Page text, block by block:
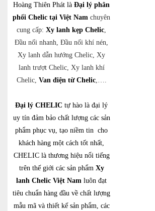
Hoàng Thiên Phát là Đại lý phân
phối Chelic tại Việt Nam chuyên
cung cấp: Xy lanh kẹp Chelic,
Đầu nối nhanh, Đầu nối khí nén,
Xy lanh dẫn hướng Chelic, Xy
lanh trượt Chelic, Xy lanh khí
Chelic, Van điện từ Chelic,….
Đại lý CHELIC tự hào là đại lý
uy tín đảm bảo chất lượng các sản
phẩm phục vụ, tạo niềm tin cho
khách hàng một cách tốt nhất,
CHELIC là thương hiệu nổi tiếng
trên thế giới các sản phẩm Xy
lanh Chelic Việt Nam luôn đạt
tiêu chuẩn hàng đầu về chất lượng
mẫu mã và thiết kế sản phẩm, các